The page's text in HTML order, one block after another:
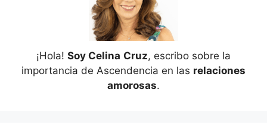
¡Hola! Soy Celina Cruz, escribo sobre la
importancia de Ascendencia en las relaciones
amorosas.